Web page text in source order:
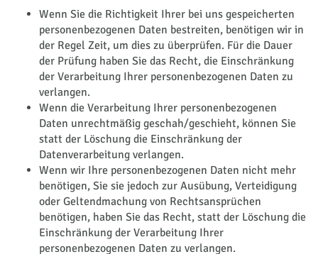
Wenn Sie die Richtigkeit Ihrer bei uns gespeicherten
personenbezogenen Daten bestreiten, benötigen wir in
der Regel Zeit, um dies zu überprüfen. Für die Dauer
der Prüfung haben Sie das Recht, die Einschränkung
der Verarbeitung Ihrer personenbezogenen Daten zu
verlangen.
Wenn die Verarbeitung Ihrer personenbezogenen
Daten unrechtmäßig geschah/geschieht, können Sie
statt der Löschung die Einschränkung der
Datenverarbeitung verlangen.
Wenn wir Ihre personenbezogenen Daten nicht mehr
benötigen, Sie sie jedoch zur Ausübung, Verteidigung
oder Geltendmachung von Rechtsansprüchen
benötigen, haben Sie das Recht, statt der Löschung die
Einschränkung der Verarbeitung Ihrer
personenbezogenen Daten zu verlangen.